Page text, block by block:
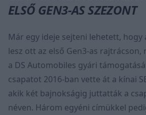
ELSŐ GEN3-AS SZEZONT
Már egy ideje sejteni lehetett, hogy
lesz ott az első Gen3-as
a DS Automobiles gyári
csapatot 2016-ban vette át a kínai
akik két bajnokságig juttatták a
néven. Három egyéni címükkel